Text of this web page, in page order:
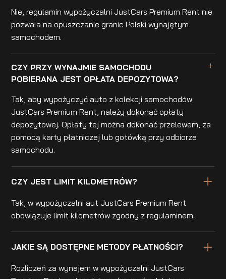
Nie, regulamin wypożyczalni JustCars Premium Rent nie
pozwala na opuszczanie granic Polski wynajętym
samochodem.
CZY PRZY WYNAJMIE SAMOCHODU
POBIERANA JEST OPŁATA DEPOZYTOWA?
Tak, aby wypożyczyć auto z kolekcji samochodów
JustCars Premium Rent, należy dokonać opłaty
depozytowej. Opłaty tej można dokonać przelewem, za
pomocą karty płatniczej lub gotówką przy odbiorze
samochodu.
CZY JEST LIMIT KILOMETRÓW?
Tak, w wypożyczalni aut JustCars Premium Rent
obowiązuje limit kilometrów zgodny z regulaminem.
JAKIE SĄ DOSTĘPNE METODY PŁATNOŚCI?
Rozliczeń za wynajem w wypożyczalni JustCars